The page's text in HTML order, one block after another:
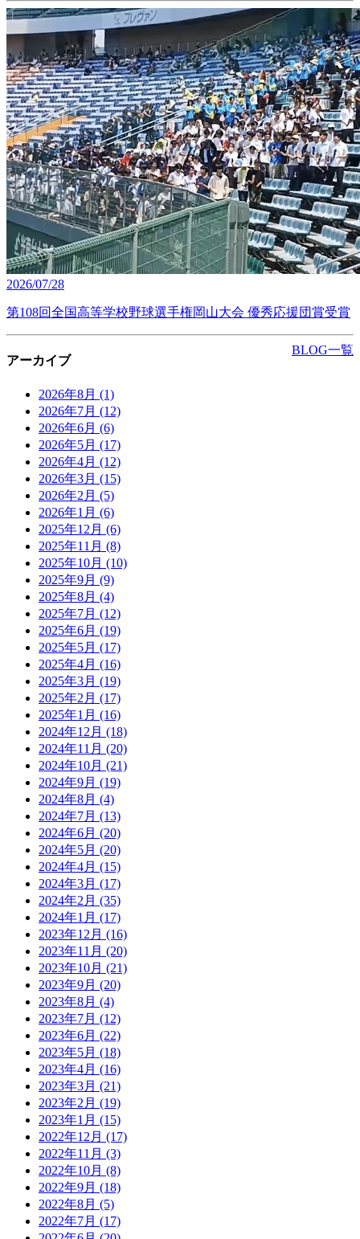
2026/07/28
第108回全国高等学校野球選手権岡山大会 優秀応援団賞受賞
BLOG一覧
アーカイブ
2026年8月 (1)
2026年7月 (12)
2026年6月 (6)
2026年5月 (17)
2026年4月 (12)
2026年3月 (15)
2026年2月 (5)
2026年1月 (6)
2025年12月 (6)
2025年11月 (8)
2025年10月 (10)
2025年9月 (9)
2025年8月 (4)
2025年7月 (12)
2025年6月 (19)
2025年5月 (17)
2025年4月 (16)
2025年3月 (19)
2025年2月 (17)
2025年1月 (16)
2024年12月 (18)
2024年11月 (20)
2024年10月 (21)
2024年9月 (19)
2024年8月 (4)
2024年7月 (13)
2024年6月 (20)
2024年5月 (20)
2024年4月 (15)
2024年3月 (17)
2024年2月 (35)
2024年1月 (17)
2023年12月 (16)
2023年11月 (20)
2023年10月 (21)
2023年9月 (20)
2023年8月 (4)
2023年7月 (12)
2023年6月 (22)
2023年5月 (18)
2023年4月 (16)
2023年3月 (21)
2023年2月 (19)
2023年1月 (15)
2022年12月 (17)
2022年11月 (3)
2022年10月 (8)
2022年9月 (18)
2022年8月 (5)
2022年7月 (17)